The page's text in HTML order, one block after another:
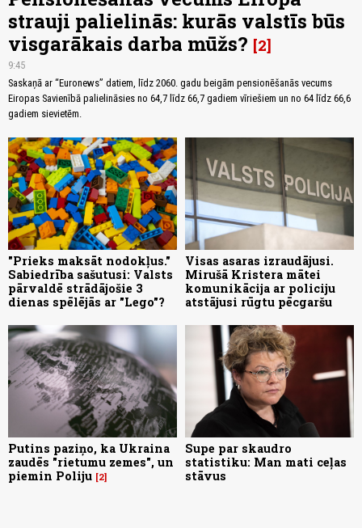
strauji palielinās: kurās valstīs būs
visgarākais darba mūžs? 2
9:45
Saskaņā ar “Euronews” datiem, līdz 2060. gadu beigām pensionēšanās vecums
Eiropas Savienībā palielināsies no 64,7 līdz 66,7 gadiem vīriešiem un no 64 līdz 66,6
gadiem sievietēm.
"Prieks maksāt nodokļus."
Sabiedrība sašutusi: Valsts
pārvaldē strādājošie 3
dienas spēlējās ar "Lego"?
Visas asaras izraudājusi.
Mirušā Kristera mātei
komunikācija ar policiju
atstājusi rūgtu pēcgaršu
Putins paziņo, ka Ukraina
zaudēs "rietumu zemes", un
piemin Poliju 2
Supe par skaudro
statistiku: Man mati ceļas
stāvus